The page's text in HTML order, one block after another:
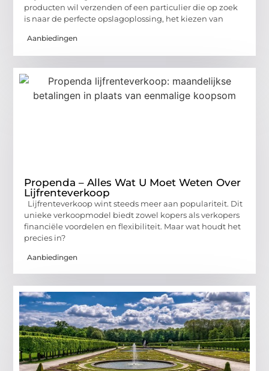
producten wil verzenden of een particulier die op zoek
is naar de perfecte opslagoplossing, het kiezen van
Aanbiedingen
Propenda – Alles Wat U Moet Weten Over
Lijfrenteverkoop
Lijfrenteverkoop wint steeds meer aan populariteit. Dit
unieke verkoopmodel biedt zowel kopers als verkopers
financiële voordelen en flexibiliteit. Maar wat houdt het
precies in?
Aanbiedingen